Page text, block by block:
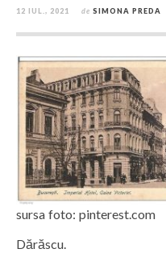
12 IUL., 2021 de SIMONA PREDA
sursa foto: pinterest.com
Dărăscu.